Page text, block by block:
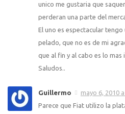
unico me gustaria que
perderan una parte del
El uno es espectacular
pelado, que no es de mi
que al fin y al cabo es lo
Saludos..
Guillermo
mayo 6, 2010
Parece que Fiat utilizo la